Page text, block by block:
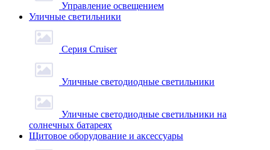
Управление освещением
Уличные светильники
Серия Cruiser
Уличные светодиодные светильники
Уличные светодиодные светильники на
солнечных батареях
Щитовое оборудование и аксессуары